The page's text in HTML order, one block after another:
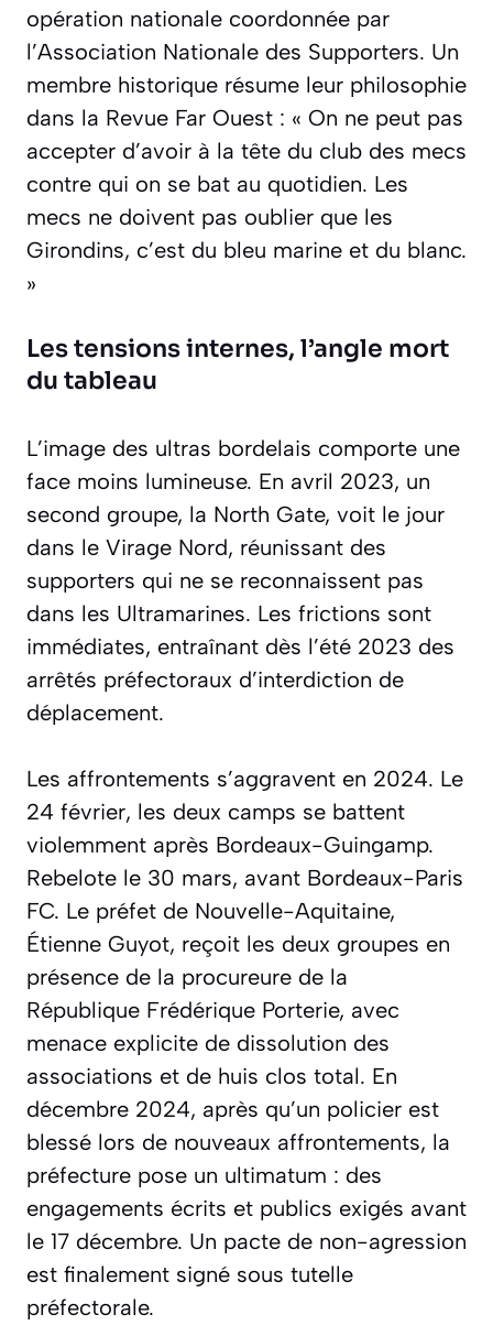
opération nationale coordonnée par
l’Association Nationale des Supporters. Un
membre historique résume leur philosophie
dans la Revue Far Ouest : « On ne peut pas
accepter d’avoir à la tête du club des mecs
contre qui on se bat au quotidien. Les
mecs ne doivent pas oublier que les
Girondins, c’est du bleu marine et du blanc.
»
Les tensions internes, l’angle mort
du tableau
L’image des ultras bordelais comporte une
face moins lumineuse. En avril 2023, un
second groupe, la North Gate, voit le jour
dans le Virage Nord, réunissant des
supporters qui ne se reconnaissent pas
dans les Ultramarines. Les frictions sont
immédiates, entraînant dès l’été 2023 des
arrêtés préfectoraux d’interdiction de
déplacement.
Les affrontements s’aggravent en 2024. Le
24 février, les deux camps se battent
violemment après Bordeaux-Guingamp.
Rebelote le 30 mars, avant Bordeaux-Paris
FC. Le préfet de Nouvelle-Aquitaine,
Étienne Guyot, reçoit les deux groupes en
présence de la procureure de la
République Frédérique Porterie, avec
menace explicite de dissolution des
associations et de huis clos total. En
décembre 2024, après qu’un policier est
blessé lors de nouveaux affrontements, la
préfecture pose un ultimatum : des
engagements écrits et publics exigés avant
le 17 décembre. Un pacte de non-agression
est finalement signé sous tutelle
préfectorale.